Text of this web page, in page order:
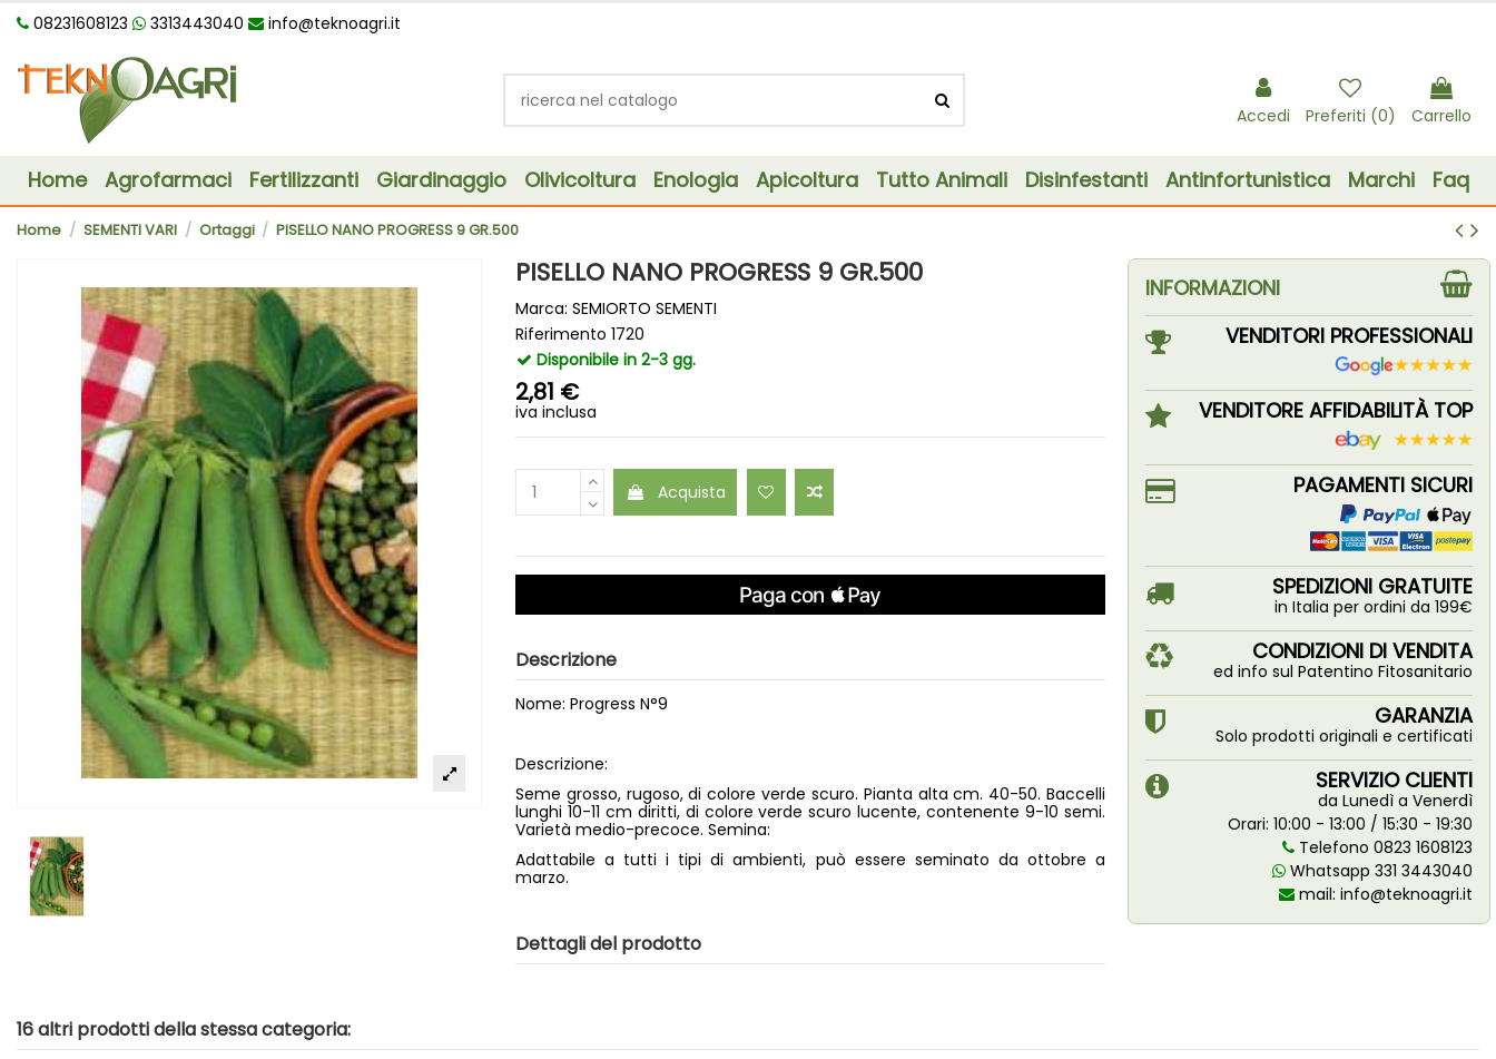
08231608123 3313443040 info@teknoagri.it
Accedi Preferiti (0) Carrello
Home Agrofarmaci Fertilizzanti Giardinaggio Olivicoltura Enologia Apicoltura Tutto Animali Disinfestanti Antinfortunistica Marchi Faq
Home SEMENTI VARI Ortaggi PISELLO NANO PROGRESS 9 GR.500
PISELLO NANO PROGRESS 9 GR.500
Marca: SEMIORTO SEMENTI
Riferimento 1720
Disponibile in 2-3 gg.
2,81 €
iva inclusa
Acquista
Descrizione
Nome: Progress N°9
Descrizione:
Seme grosso, rugoso, di colore verde scuro. Pianta alta cm. 40-50. Baccelli
lunghi 10-11 cm diritti, di colore verde scuro lucente, contenente 9-10 semi.
Varietà medio-precoce. Semina:
Adattabile a tutti i tipi di ambienti, può essere seminato da ottobre a
marzo.
Dettagli del prodotto
INFORMAZIONI
VENDITORI PROFESSIONALI
VENDITORE AFFIDABILITÀ TOP
PAGAMENTI SICURI
SPEDIZIONI GRATUITE
in Italia per ordini da 199€
CONDIZIONI DI VENDITA
ed info sul Patentino Fitosanitario
GARANZIA
Solo prodotti originali e certificati
SERVIZIO CLIENTI
da Lunedì a Venerdì
Orari: 10:00 - 13:00 / 15:30 - 19:30
Telefono 0823 1608123
Whatsapp 331 3443040
mail: info@teknoagri.it
16 altri prodotti della stessa categoria: